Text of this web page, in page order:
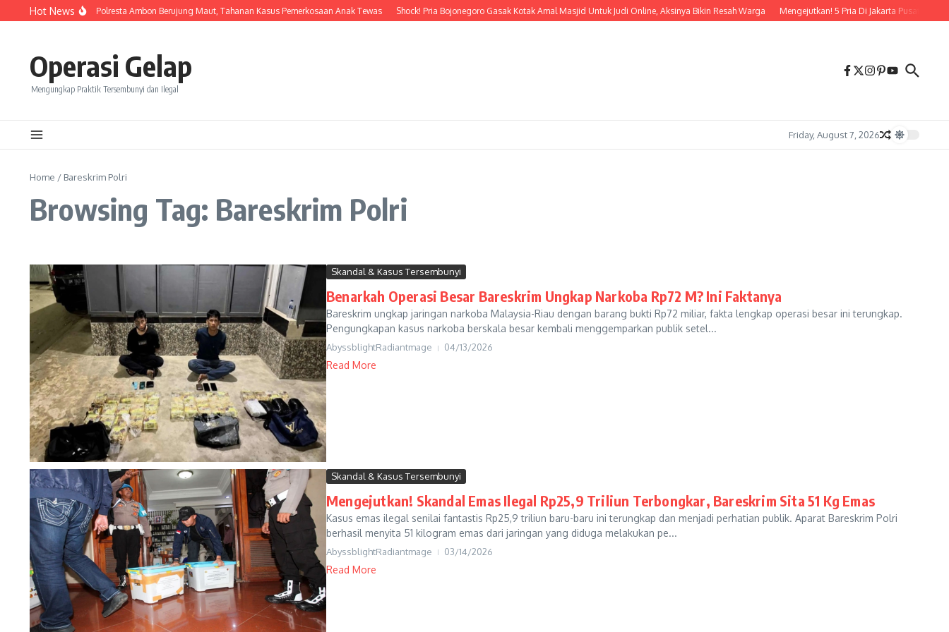
Skip to content
Hot News
Keributan Di Rutan Polresta Ambon Berujung Maut, Tahanan Kasus Pemerkosaan Anak Tewas Shock! Pria Bojonegoro Gasak Kotak Amal Masjid Untuk Judi Online, Aksinya Bikin Resah Warga Mengejutkan! 5 Pria Di Jakarta Pusat
Operasi Gelap
Mengungkap Praktik Tersembunyi dan Ilegal
Friday, August 7, 2026
Home / Bareskrim Polri
Browsing Tag: Bareskrim Polri
Skandal & Kasus Tersembunyi
Benarkah Operasi Besar Bareskrim Ungkap Narkoba Rp72 M? Ini Faktanya
Bareskrim ungkap jaringan narkoba Malaysia-Riau dengan barang bukti Rp72 miliar, fakta lengkap operasi besar ini terungkap.
Pengungkapan kasus narkoba berskala besar kembali menggemparkan publik setel...
AbyssblightRadiantmage 04/13/2026
Read More
Skandal & Kasus Tersembunyi
Mengejutkan! Skandal Emas Ilegal Rp25,9 Triliun Terbongkar, Bareskrim Sita 51 Kg Emas
Kasus emas ilegal senilai fantastis Rp25,9 triliun baru-baru ini terungkap dan menjadi perhatian publik. Aparat Bareskrim Polri
berhasil menyita 51 kilogram emas dari jaringan yang diduga melakukan pe...
AbyssblightRadiantmage 03/14/2026
Read More